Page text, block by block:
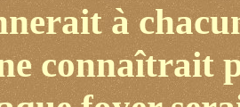
à
connaîtrait